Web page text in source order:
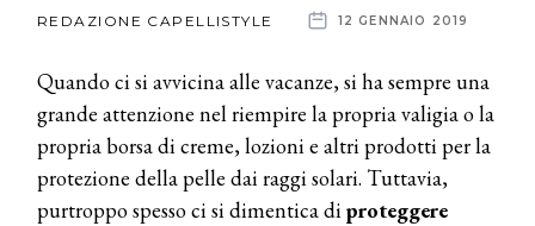
REDAZIONE CAPELLISTYLE 12 GENNAIO 2019
Quando ci si avvicina alle vacanze, si ha sempre una
grande attenzione nel riempire la propria valigia o la
propria borsa di creme, lozioni e altri prodotti per la
protezione della pelle dai raggi solari. Tuttavia,
purtroppo spesso ci si dimentica diproteggere